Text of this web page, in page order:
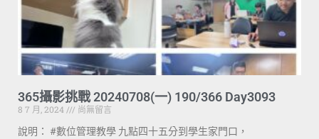
365攝影挑戰 20240708(一) 190/366 Day3093
8 7 月, 2024
尚無留言
說明： #數位管理教學 九點四十五分到學生家門口，